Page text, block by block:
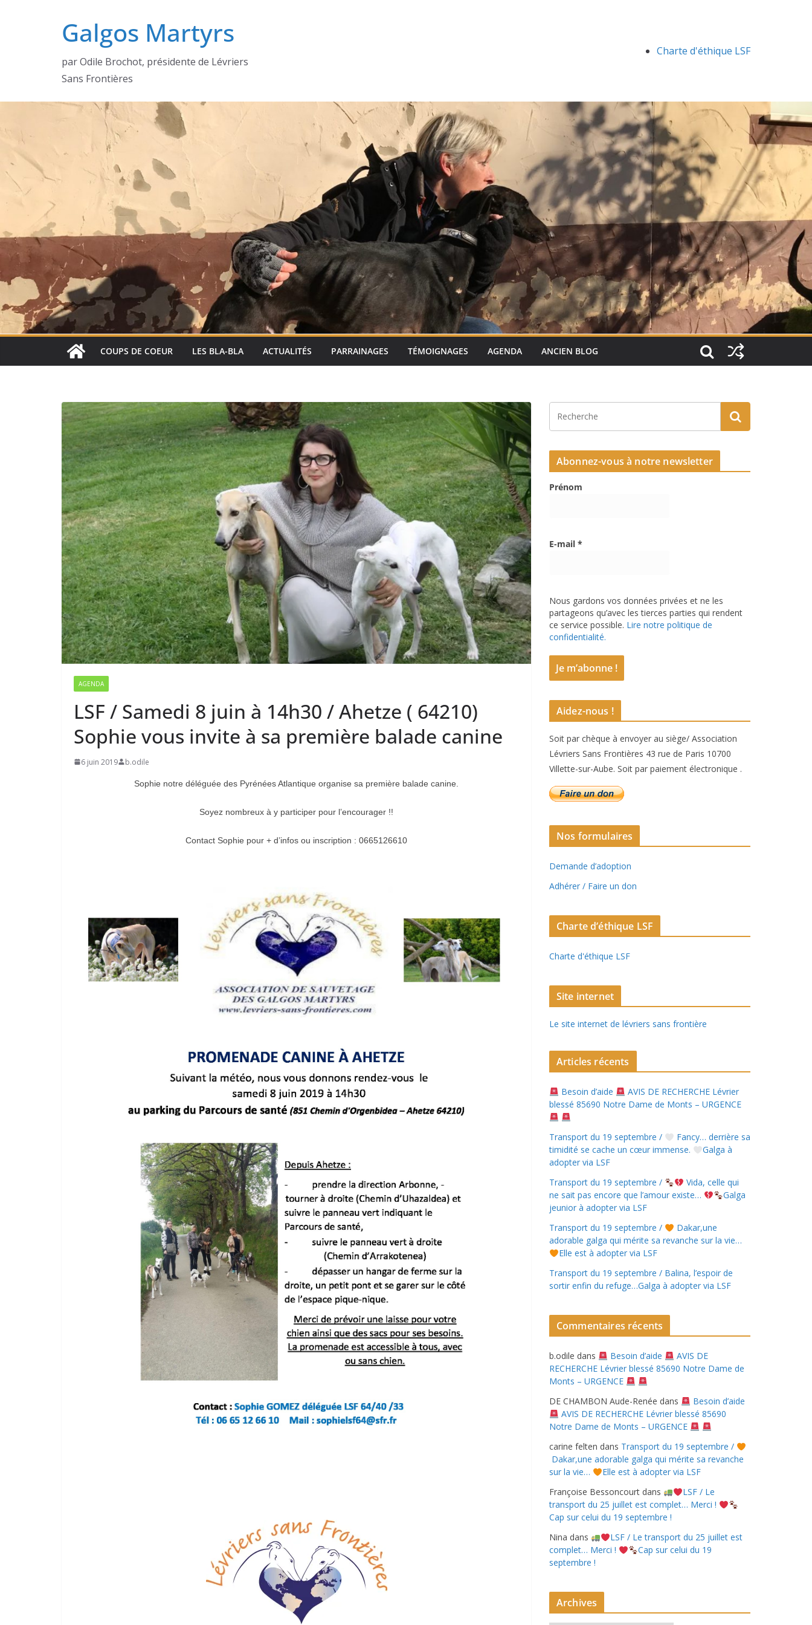
Galgos Martyrs
par Odile Brochot, présidente de Lévriers
Sans Frontières
Charte d'éthique LSF
COUPS DE COEUR LES BLA-BLA ACTUALITÉS PARRAINAGES TÉMOIGNAGES AGENDA ANCIEN BLOG
AGENDA
LSF / Samedi 8 juin à 14h30 / Ahetze ( 64210)
Sophie vous invite à sa première balade canine
6 juin 2019 b.odile
Sophie notre déléguée des Pyrénées Atlantique organise sa première balade canine.
Soyez nombreux à y participer pour l’encourager !!
Contact Sophie pour + d’infos ou inscription : 0665126610
Abonnez-vous à notre newsletter
Prénom
E-mail *
Nous gardons vos données privées et ne les
partageons qu’avec les tierces parties qui rendent
ce service possible. Lire notre politique de
confidentialité.
Aidez-nous !
Soit par chèque à envoyer au siège/ Association
Lévriers Sans Frontières 43 rue de Paris 10700
Villette-sur-Aube. Soit par paiement électronique .
Nos formulaires
Demande d’adoption
Adhérer / Faire un don
Charte d’éthique LSF
Charte d'éthique LSF
Site internet
Le site internet de lévriers sans frontière
Articles récents
Besoin d’aide
AVIS DE RECHERCHE Lévrier
blessé 85690 Notre Dame de Monts – URGENCE
Transport du 19 septembre /
Fancy… derrière sa
timidité se cache un cœur immense.
Galga à
adopter via LSF
Transport du 19 septembre /
Vida, celle qui
ne sait pas encore que l’amour existe…
Galga
jeunior à adopter via LSF
Transport du 19 septembre /
Dakar,une
adorable galga qui mérite sa revanche sur la vie…
Elle est à adopter via LSF
Transport du 19 septembre / Balina, l’espoir de
sortir enfin du refuge…Galga à adopter via LSF
Commentaires récents
b.odile dans Besoin d’aide
AVIS DE
RECHERCHE Lévrier blessé 85690 Notre Dame de
Monts – URGENCE
DE CHAMBON Aude-Renée dans
Besoin d’aide
AVIS DE RECHERCHE Lévrier blessé 85690
Notre Dame de Monts – URGENCE
carine felten dans Transport du 19 septembre /
Dakar,une adorable galga qui mérite sa revanche
sur la vie…
Elle est à adopter via LSF
Françoise Bessoncourt dans
LSF / Le
transport du 25 juillet est complet… Merci !
Cap sur celui du 19 septembre !
Nina dans
LSF / Le transport du 25 juillet est
complet… Merci !
Cap sur celui du 19
septembre !
Archives